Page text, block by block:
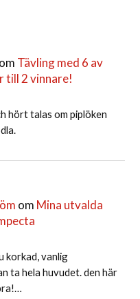
om Tävling med 6 av
till 2 vinnare!
hört talas om piplöken
om Mina utvalda
korkad, vanlig
ta hela huvudet. den här